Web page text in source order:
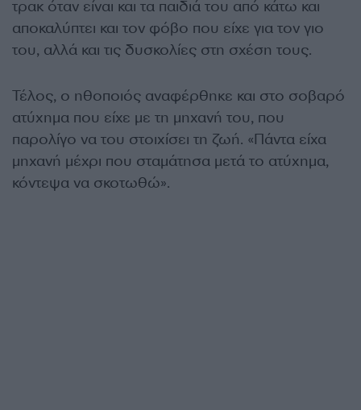
τρακ όταν είναι και τα παιδιά του από κάτω και
αποκαλύπτει και τον φόβο που είχε για τον γιο
του, αλλά και τις δυσκολίες στη σχέση τους.
Τέλος, ο ηθοποιός αναφέρθηκε και στο σοβαρό
ατύχημα που είχε με τη μηχανή του, που
παρολίγο να του στοιχίσει τη ζωή. «Πάντα είχα
μηχανή μέχρι που σταμάτησα μετά το ατύχημα,
κόντεψα να σκοτωθώ».